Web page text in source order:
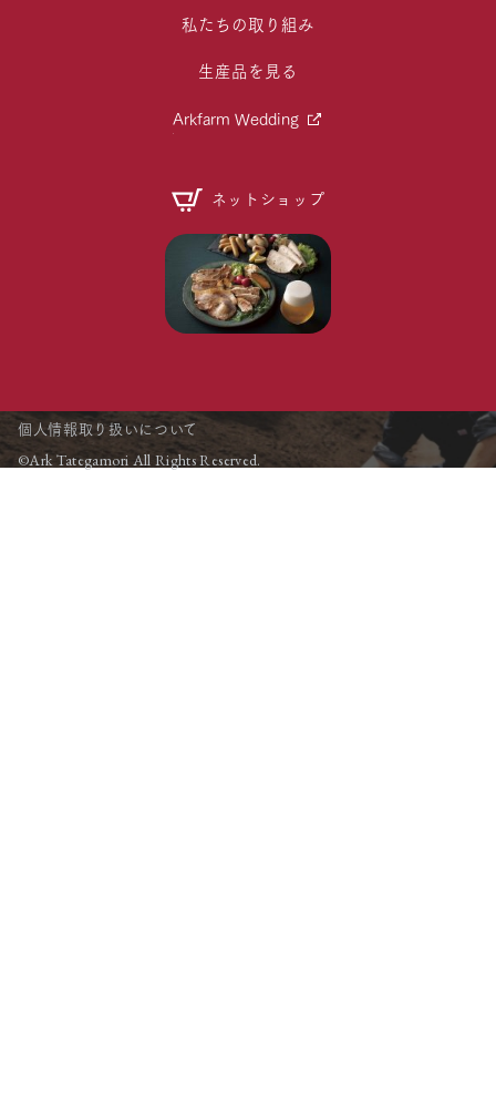
私たちの取り組み
生産品を見る
Arkfarm Wedding
ネットショップ
個人情報取り扱いについて
©Ark Tategamori All Rights Reserved.